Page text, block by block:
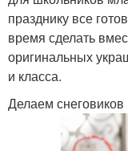
празднику все
время сделать
оригинальных
и класса.
Делаем снеговиков